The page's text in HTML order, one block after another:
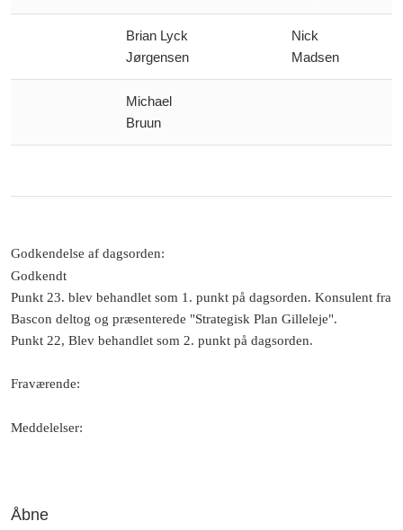
Brian Lyck
Jørgensen
Nick
Madsen
Michael
Bruun
Godkendelse af dagsorden:
Godkendt
Punkt 23. blev behandlet som 1. punkt på dagsorden. Konsulent fra
Bascon deltog og præsenterede "Strategisk Plan Gilleleje".
Punkt 22, Blev behandlet som 2. punkt på dagsorden.
Fraværende:
Meddelelser:
Åbne